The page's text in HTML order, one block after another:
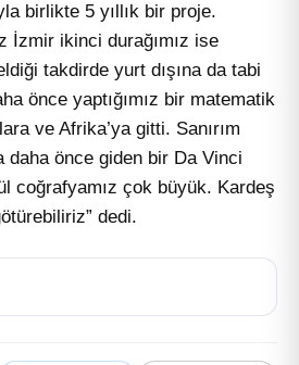
birlikte 5 yıllık bir proje.
İzmir ikinci durağımız ise
takdirde yurt dışına da tabi
önce yaptığımız bir matematik
ve Afrika’ya gitti. Sanırım
daha önce giden bir Da Vinci
coğrafyamız çok büyük. Kardeş
dedi.